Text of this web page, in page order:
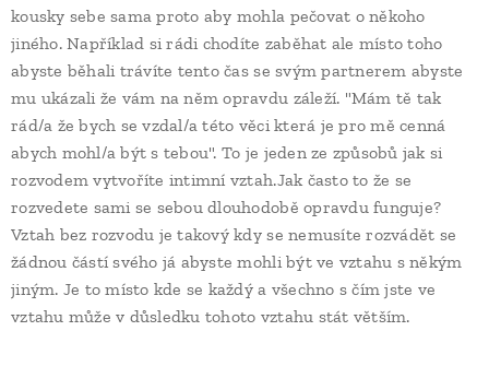
kousky sebe sama proto aby mohla pečovat o někoho
jiného. Například si rádi chodíte zaběhat ale místo toho
abyste běhali trávíte tento čas se svým partnerem abyste
mu ukázali že vám na něm opravdu záleží. "Mám tě tak
rád/a že bych se vzdal/a této věci která je pro mě cenná
abych mohl/a být s tebou". To je jeden ze způsobů jak si
rozvodem vytvoříte intimní vztah.Jak často to že se
rozvedete sami se sebou dlouhodobě opravdu funguje?
Vztah bez rozvodu je takový kdy se nemusíte rozvádět se
žádnou částí svého já abyste mohli být ve vztahu s někým
jiným. Je to místo kde se každý a všechno s čím jste ve
vztahu může v důsledku tohoto vztahu stát větším.